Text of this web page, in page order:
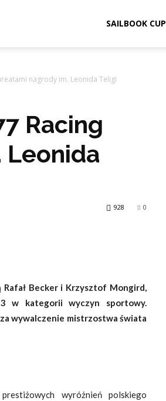
SAILBOOK CUP
nagrody im. Leonida Teligi
Racing
Leonida
0
928
Rafał Becker i Krzysztof Mongird,
w kategorii wyczyn sportowy.
wywalczenie mistrzostwa świata
wyróżnień polskiego